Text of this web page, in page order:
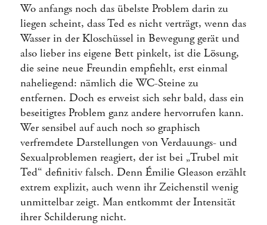
Wo anfangs noch das übelste Problem darin zu
liegen scheint, dass Ted es nicht verträgt, wenn das
Wasser in der Kloschüssel in Bewegung gerät und
also lieber ins eigene Bett pinkelt, ist die Lösung,
die seine neue Freundin empfiehlt, erst einmal
naheliegend: nämlich die WC-Steine zu
entfernen. Doch es erweist sich sehr bald, dass ein
beseitigtes Problem ganz andere hervorrufen kann.
Wer sensibel auf auch noch so graphisch
verfremdete Darstellungen von Verdauungs- und
Sexualproblemen reagiert, der ist bei „Trubel mit
Ted“ definitiv falsch. Denn Émilie Gleason erzählt
extrem explizit, auch wenn ihr Zeichenstil wenig
unmittelbar zeigt. Man entkommt der Intensität
ihrer Schilderung nicht.